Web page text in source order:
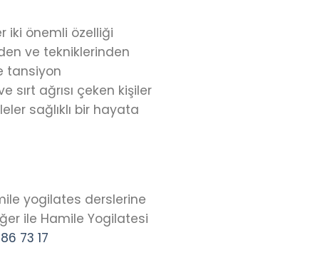
iki önemli özelliği
ve tekniklerinden
tansiyon
sırt ağrısı çeken kişiler
sağlıklı bir hayata
yogilates derslerine
ile Hamile Yogilatesi
73 17